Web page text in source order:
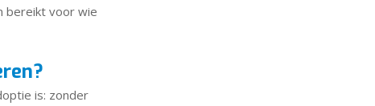
bereikt voor wie
is: zonder